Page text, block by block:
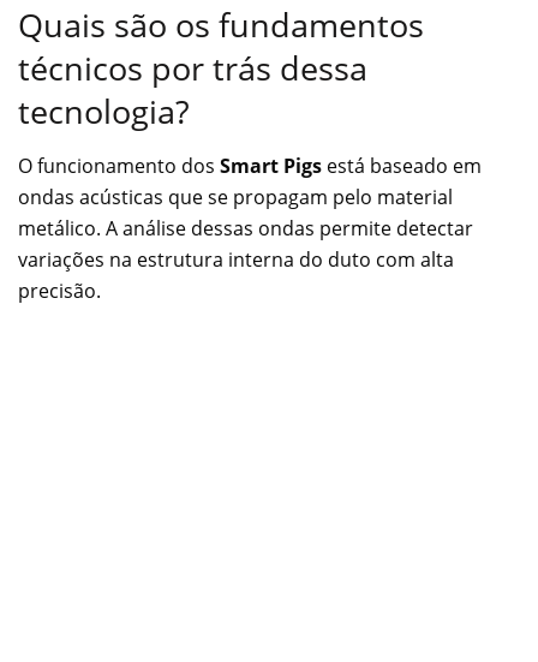
Quais são os fundamentos
técnicos por trás dessa
tecnologia?
O funcionamento dos Smart Pigs está baseado em
ondas acústicas que se propagam pelo material
metálico. A análise dessas ondas permite detectar
variações na estrutura interna do duto com alta
precisão.